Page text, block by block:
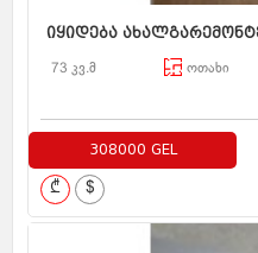
იყიდება
73 კვ.მ ოთახი
308000 GEL
₾ $